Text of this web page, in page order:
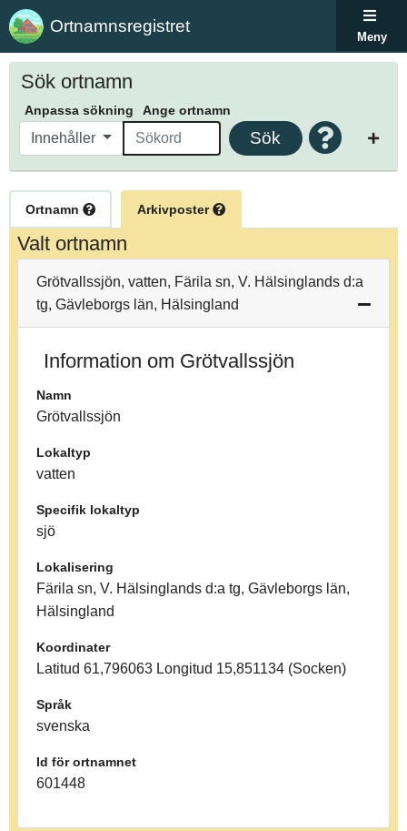
Ortnamnsregistret
Meny
Sök ortnamn
Anpassa sökning Ange ortnamn
Innehåller Sök
Ortnamn Arkivposter
Valt ortnamn
Grötvallssjön, vatten, Färila sn, V. Hälsinglands d:a
tg, Gävleborgs län, Hälsingland
Information om Grötvallssjön
Namn
Grötvallssjön
Lokaltyp
vatten
Specifik lokaltyp
sjö
Lokalisering
Färila sn, V. Hälsinglands d:a tg, Gävleborgs län,
Hälsingland
Koordinater
Latitud 61,796063 Longitud 15,851134 (Socken)
Språk
svenska
Id för ortnamnet
601448